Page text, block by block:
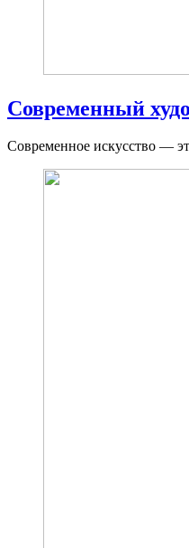
Современный
Современное искусство —